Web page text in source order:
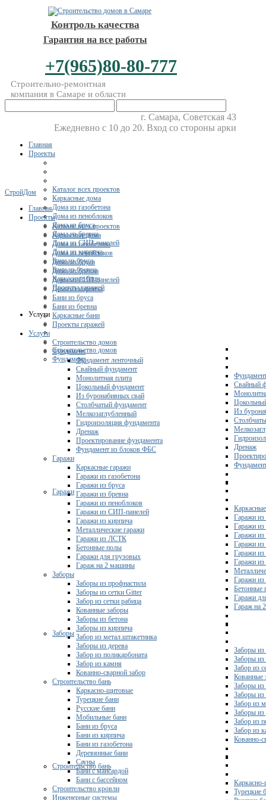
Контроль качества
Гарантия на все работы
+7(965)80-80-777
Строительно-ремонтная
компания в Самаре и области
г. Самара, Советская 43
Ежедневно с 10 до 20. Вход со стороны арки
Главная
Проекты
Каталог всех проектов
Каркасные дома
Дома из газобетона
Дома из пеноблоков
Дома из бруса
Дома из бревна
Дома из СИП-панелей
Дома из кирпича
Бани из бруса
Бани из бревна
Каркасные бани
Проекты гаражей
Услуги
Строительство домов
Фундамент
Свайный
Из
Дренаж
Гаражи
Гаражи из
Гаражи из
Гаражи из
Гаражи из
Гаражи
Гаражи из
Гаражи
Бетонные
Гаражи
Гараж на
Заборы
Заборы из
Заборы из
Забор из
Кованные
Заборы из
Заборы из
Забор из
Заборы из
Забор из
Забор из
Кованно-
Строительство бань
Турецкие
СтройДом
Главная
Проекты
Каталог всех проектов
Каркасные дома
Дома из газобетона
Дома из пеноблоков
Дома из бруса
Дома из бревна
Дома из СИП-панелей
Дома из кирпича
Бани из бруса
Бани из бревна
Каркасные бани
Проекты гаражей
Услуги
Строительство домов
Фундамент
Фундамент ленточный
Свайный фундамент
Монолитная плита
Цокольный фундамент
Из буронабивных свай
Столбчатый фундамент
Мелкозаглубленный
Гидроизоляция фундамента
Дренаж
Проектирование фундамента
Фундамент из блоков ФБС
Гаражи
Каркасные гаражи
Гаражи из газобетона
Гаражи из бруса
Гаражи из бревна
Гаражи из пеноблоков
Гаражи из СИП-панелей
Гаражи из кирпича
Металлические гаражи
Гаражи из ЛСТК
Бетонные полы
Гаражи для грузовых
Гараж на 2 машины
Заборы
Заборы из профнастила
Заборы из сетки Gitter
Забор из сетки рабица
Кованные заборы
Заборы из бетона
Заборы из кирпича
Забор из метал.штакетника
Заборы из дерева
Забор из поликарбоната
Забор из камня
Кованно-сварной забор
Строительство бань
Каркасно-щитовые
Турецкие бани
Русские бани
Мобильные бани
Бани из бруса
Бани из кирпича
Бани из газобетона
Деревянные бани
Сауны
Бани с мансардой
Бани с бассейном
Строительство кровли
Инженерные системы